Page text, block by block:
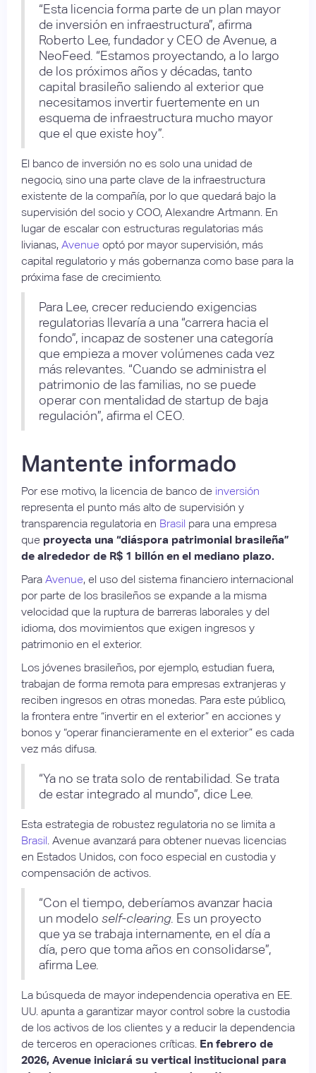
“Esta licencia forma parte de un plan mayor
de inversión en infraestructura”, afirma
Roberto Lee, fundador y CEO de Avenue, a
NeoFeed. “Estamos proyectando, a lo largo
de los próximos años y décadas, tanto
capital brasileño saliendo al exterior que
necesitamos invertir fuertemente en un
esquema de infraestructura mucho mayor
que el que existe hoy”.
El banco de inversión no es solo una unidad de
negocio, sino una parte clave de la infraestructura
existente de la compañía, por lo que quedará bajo la
supervisión del socio y COO, Alexandre Artmann. En
lugar de escalar con estructuras regulatorias más
livianas, Avenue optó por mayor supervisión, más
capital regulatorio y más gobernanza como base para la
próxima fase de crecimiento.
Para Lee, crecer reduciendo exigencias
regulatorias llevaría a una “carrera hacia el
fondo”, incapaz de sostener una categoría
que empieza a mover volúmenes cada vez
más relevantes. “Cuando se administra el
patrimonio de las familias, no se puede
operar con mentalidad de startup de baja
regulación”, afirma el CEO.
Mantente informado
Por ese motivo, la licencia de banco de inversión
representa el punto más alto de supervisión y
transparencia regulatoria en Brasil para una empresa
que proyecta una “diáspora patrimonial brasileña”
de alrededor de R$ 1 billón en el mediano plazo.
Para Avenue, el uso del sistema financiero internacional
por parte de los brasileños se expande a la misma
velocidad que la ruptura de barreras laborales y del
idioma, dos movimientos que exigen ingresos y
patrimonio en el exterior.
Los jóvenes brasileños, por ejemplo, estudian fuera,
trabajan de forma remota para empresas extranjeras y
reciben ingresos en otras monedas. Para este público,
la frontera entre “invertir en el exterior” en acciones y
bonos y “operar financieramente en el exterior” es cada
vez más difusa.
“Ya no se trata solo de rentabilidad. Se trata
de estar integrado al mundo”, dice Lee.
Esta estrategia de robustez regulatoria no se limita a
Brasil . Avenue avanzará para obtener nuevas licencias
en Estados Unidos, con foco especial en custodia y
compensación de activos.
“Con el tiempo, deberíamos avanzar hacia
un modelo self-clearing. Es un proyecto
que ya se trabaja internamente, en el día a
día, pero que toma años en consolidarse”,
afirma Lee.
La búsqueda de mayor independencia operativa en EE.
UU. apunta a garantizar mayor control sobre la custodia
de los activos de los clientes y a reducir la dependencia
de terceros en operaciones críticas. En febrero de
2026, Avenue iniciará su vertical institucional para